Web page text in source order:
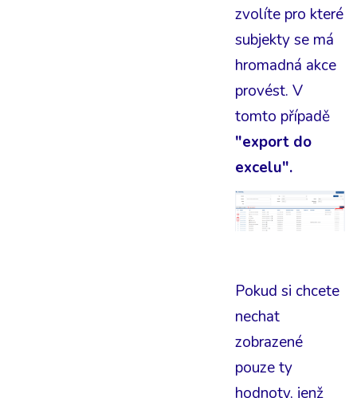
zvolíte pro které
subjekty se má
hromadná akce
provést. V
tomto případě
"export do
excelu".
Pokud si chcete
nechat
zobrazené
pouze ty
hodnoty, jenž